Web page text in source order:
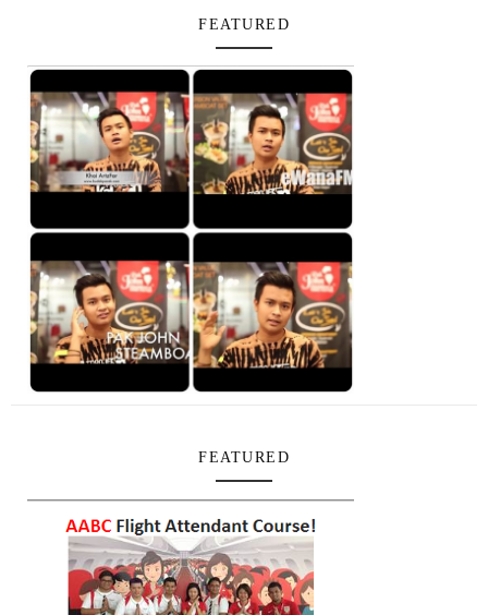
FEATURED
FEATURED